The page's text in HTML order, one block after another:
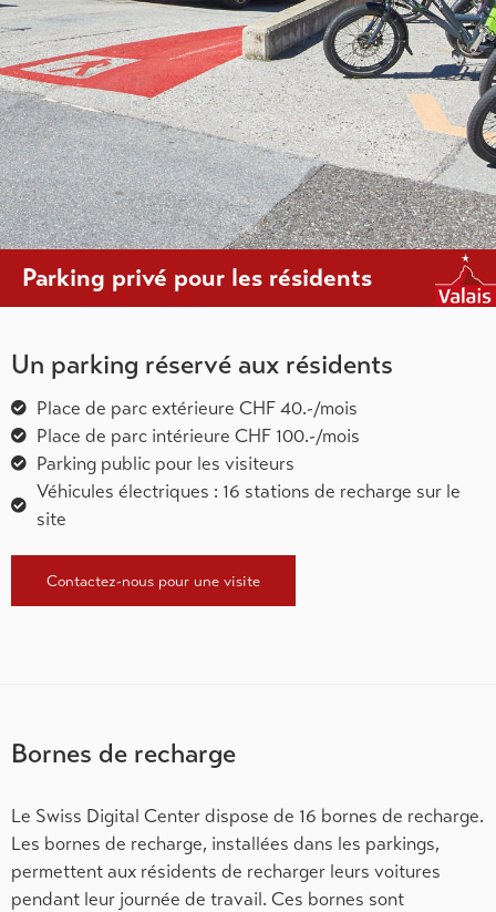
Parking privé pour les résidents
Un parking réservé aux résidents
Place de parc extérieure CHF 40.-/mois
Place de parc intérieure CHF 100.-/mois
Parking public pour les visiteurs
Véhicules électriques : 16 stations de recharge sur le
site
Contactez-nous pour une visite
Bornes de recharge
Le Swiss Digital Center dispose de 16 bornes de recharge.
Les bornes de recharge, installées dans les parkings,
permettent aux résidents de recharger leurs voitures
pendant leur journée de travail. Ces bornes sont